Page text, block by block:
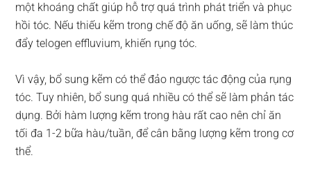
một khoáng chất giúp hỗ trợ quá trình phát triển và phục
hồi tóc. Nếu thiếu kẽm trong chế độ ăn uống, sẽ làm thúc
đẩy telogen effluvium, khiến rụng tóc.
Vì vậy, bổ sung kẽm có thể đảo ngược tác động của rụng
tóc. Tuy nhiên, bổ sung quá nhiều có thể sẽ làm phản tác
dụng. Bởi hàm lượng kẽm trong hàu rất cao nên chỉ ăn
tối đa 1-2 bữa hàu/tuần, để cân bằng lượng kẽm trong cơ
thể.